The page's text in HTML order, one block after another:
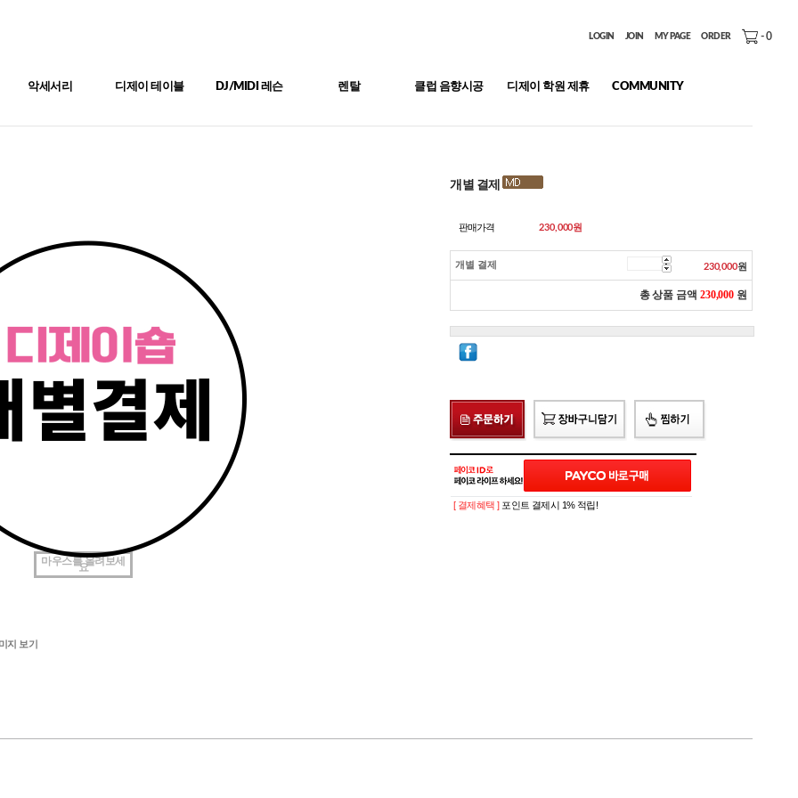
LOGIN JOIN MY PAGE ORDER -0
악세서리 디제이 테이블 DJ/MIDI 레슨 렌탈 클럽 음향시공 디제이 학원 제휴 COMMUNITY
마우스를 올려보세
요
지 보기
개별 결제
판매가격 230,000원
개별 결제 230,000원
총 상품 금액 230,000 원
[ 결제혜택 ] 포인트 결제시 1% 적립!